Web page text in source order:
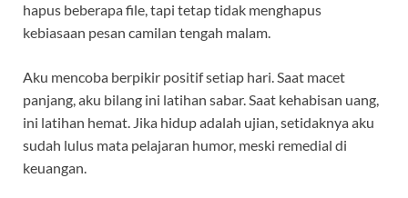
hapus beberapa file, tapi tetap tidak menghapus
kebiasaan pesan camilan tengah malam.
Aku mencoba berpikir positif setiap hari. Saat macet
panjang, aku bilang ini latihan sabar. Saat kehabisan uang,
ini latihan hemat. Jika hidup adalah ujian, setidaknya aku
sudah lulus mata pelajaran humor, meski remedial di
keuangan.